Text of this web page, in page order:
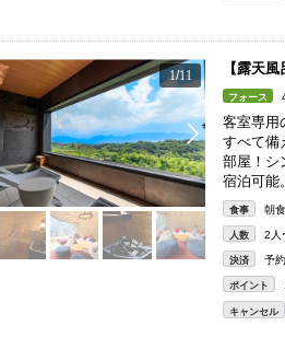
1/11 【露天
フォース
客室専用
すべて備
部屋！シ
宿泊可能。
食事 朝
人数 2人
決済 予
ポイント
キャンセル